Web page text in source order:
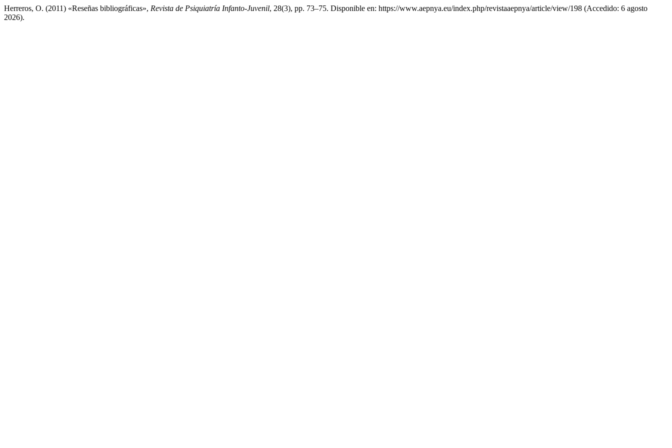
Herreros, O. (2011) «Reseñas bibliográficas», Revista de Psiquiatría Infanto-Juvenil, 28(3), pp. 73–75. Disponible en: https://www.aepnya.eu/index.php/revistaaepnya/article/view/198 (Accedido: 6 agosto
2026).